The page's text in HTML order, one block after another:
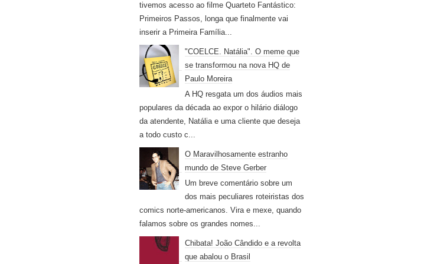
tivemos acesso ao filme Quarteto Fantástico:
Primeiros Passos, longa que finalmente vai
inserir a Primeira Família...
"COELCE. Natália". O meme que
se transformou na nova HQ de
Paulo Moreira
A HQ resgata um dos áudios mais
populares da década ao expor o hilário diálogo
da atendente, Natália e uma cliente que deseja
a todo custo c...
O Maravilhosamente estranho
mundo de Steve Gerber
Um breve comentário sobre um
dos mais peculiares roteiristas dos
comics norte-americanos. Vira e mexe, quando
falamos sobre os grandes nomes...
Chibata! João Cândido e a revolta
que abalou o Brasil